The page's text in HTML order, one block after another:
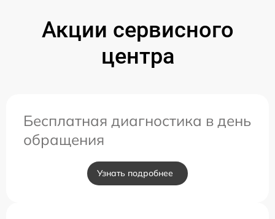
Акции сервисного
центра
Бесплатная диагностика в день
обращения
Узнать подробнее